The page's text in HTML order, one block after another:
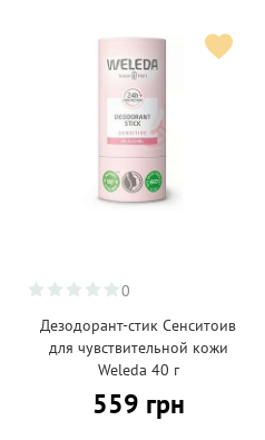
0
Дезодорант-стик Сенситоив
для чувствительной кожи
Weleda 40 г
559 грн